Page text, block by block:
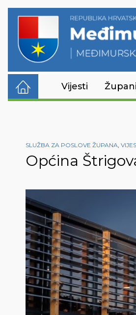
Vijesti
SLUŽBA ZA POSLOVE ŽUPANA,
Općina